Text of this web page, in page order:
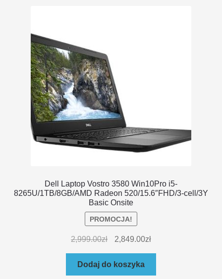
Dell Laptop Vostro 3580 Win10Pro i5-
8265U/1TB/8GB/AMD Radeon 520/15.6″FHD/3-cell/3Y
Basic Onsite
PROMOCJA!
2,999.00zł 2,849.00zł
Dodaj do koszyka